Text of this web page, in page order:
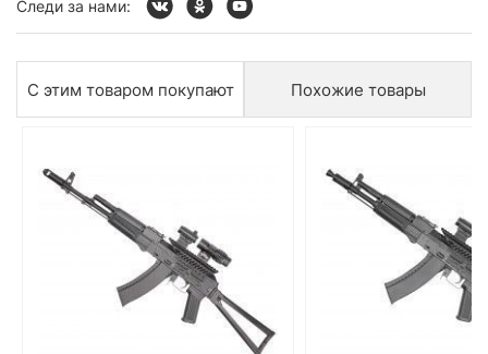
Следи за нами:
С этим товаром покупают Похожие товары